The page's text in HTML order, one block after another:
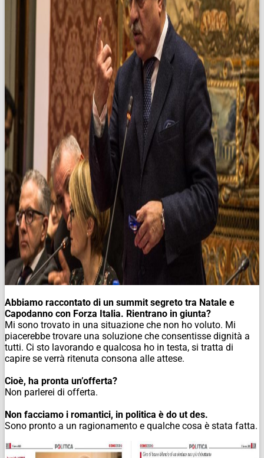
Abbiamo raccontato di un summit segreto tra Natale e
Capodanno con Forza Italia. Rientrano in giunta?
Mi sono trovato in una situazione che non ho voluto. Mi
piacerebbe trovare una soluzione che consentisse dignità a
tutti. Ci sto lavorando e qualcosa ho in testa, si tratta di
capire se verrà ritenuta consona alle attese.
Cioè, ha pronta un’offerta?
Non parlerei di offerta.
Non facciamo i romantici, in politica è do ut des.
Sono pronto a un ragionamento e qualche cosa è stata fatta.